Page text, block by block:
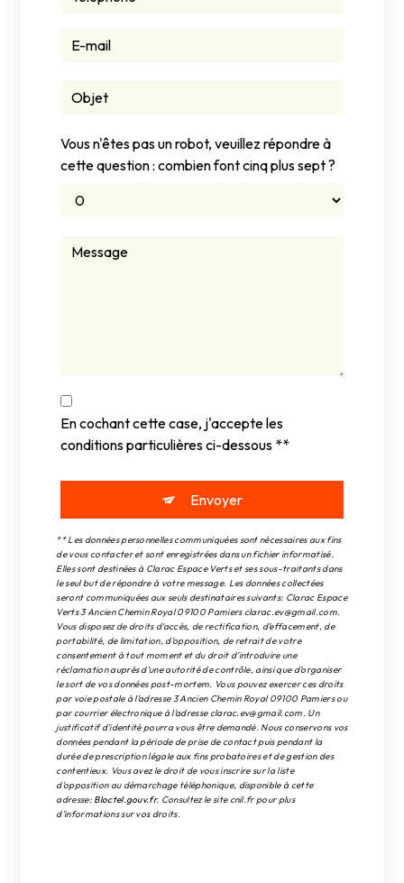
Vous n'êtes pas un robot, veuillez répondre à
cette question : combien font cinq plus sept ?
En cochant cette case, j'accepte les
conditions particulières ci-dessous **
Envoyer
** Les données personnelles communiquées sont nécessaires aux fins
de vous contacter et sont enregistrées dans un fichier informatisé.
Elles sont destinées à Clarac Espace Verts et ses sous-traitants dans
le seul but de répondre à votre message. Les données collectées
seront communiquées aux seuls destinataires suivants: Clarac Espace
Verts 3 Ancien Chemin Royal 09100 Pamiers clarac.ev@gmail.com.
Vous disposez de droits d’accès, de rectification, d’effacement, de
portabilité, de limitation, d’opposition, de retrait de votre
consentement à tout moment et du droit d’introduire une
réclamation auprès d’une autorité de contrôle, ainsi que d’organiser
le sort de vos données post-mortem. Vous pouvez exercer ces droits
par voie postale à l'adresse 3 Ancien Chemin Royal 09100 Pamiers ou
par courrier électronique à l'adresse clarac.ev@gmail.com. Un
justificatif d'identité pourra vous être demandé. Nous conservons vos
données pendant la période de prise de contact puis pendant la
durée de prescription légale aux fins probatoires et de gestion des
contentieux. Vous avez le droit de vous inscrire sur la liste
d'opposition au démarchage téléphonique, disponible à cette
adresse: Bloctel.gouv.fr. Consultez le site cnil.fr pour plus
d’informations sur vos droits.